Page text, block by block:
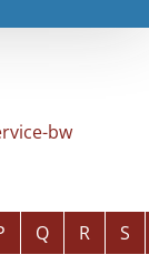
bw
Q R S